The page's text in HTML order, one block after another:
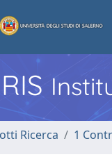
Ricerca 1